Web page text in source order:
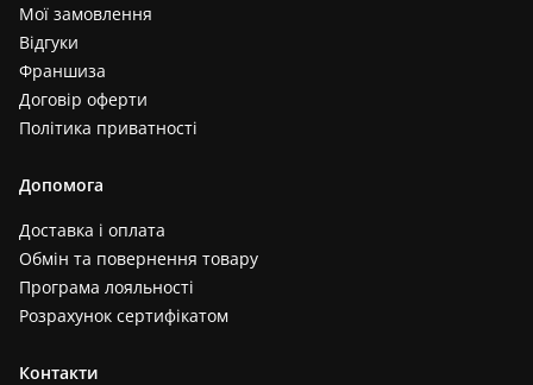
Мої замовлення
Відгуки
Франшиза
Договір оферти
Політика приватності
Допомога
Доставка і оплата
Обмін та повернення товару
Програма лояльності
Розрахунок сертифікатом
Контакти